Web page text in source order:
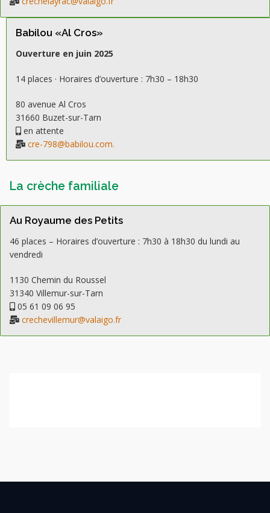
Babilou «Al Cros»
Ouverture en juin 2025
14 places · Horaires d’ouverture : 7h30 – 18h30
80 avenue Al Cros
31660 Buzet-sur-Tarn
en attente
cre-798@babilou.com.
La crèche familiale
Au Royaume des Petits
46 places – Horaires d’ouverture : 7h30 à 18h30 du lundi au
vendredi
1130 Chemin du Roussel
31340 Villemur-sur-Tarn
05 61 09 06 95
crechevillemur@valaigo.fr